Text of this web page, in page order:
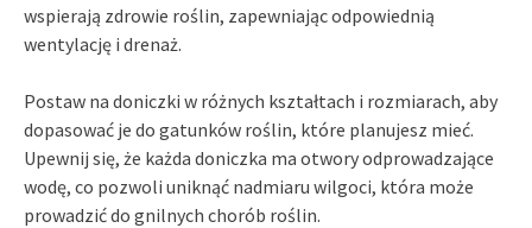
wspierają zdrowie roślin, zapewniając odpowiednią
wentylację i drenaż.
Postaw na doniczki w różnych kształtach i rozmiarach, aby
dopasować je do gatunków roślin, które planujesz mieć.
Upewnij się, że każda doniczka ma otwory odprowadzające
wodę, co pozwoli uniknąć nadmiaru wilgoci, która może
prowadzić do gnilnych chorób roślin.